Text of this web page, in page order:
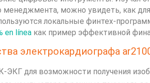
менеджмента, можно увидеть, как
локальные финтех-
en líneaкак пример эффективной
электрокардиографа
для возможности получения